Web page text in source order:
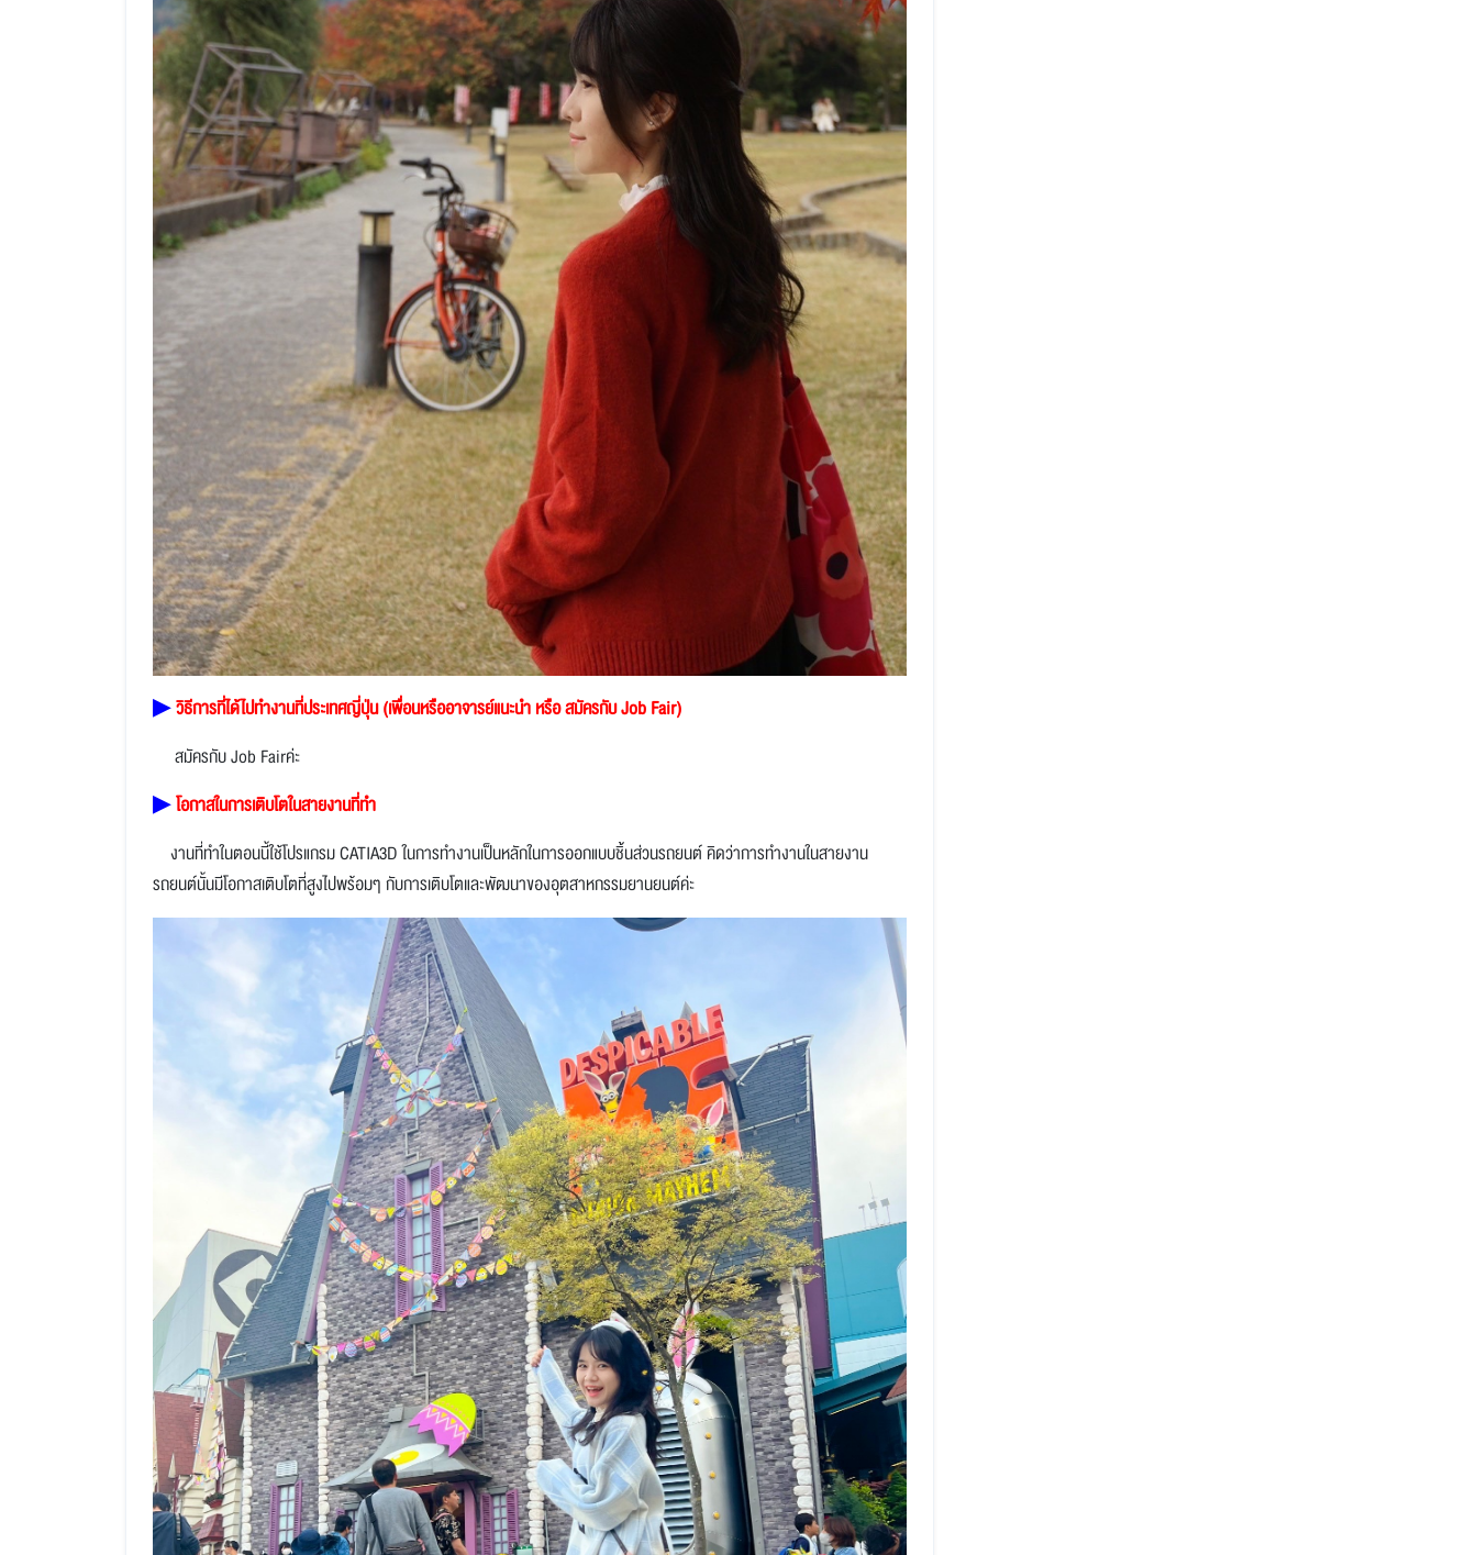
▶วิธีการที่ได้ไปทำงานที่ประเทศญี่ปุ่น (เพื่อนหรืออาจารย์แนะนำ หรือ สมัครกับ Job Fair)
สมัครกับ Job Fairค่ะ
▶โอกาสในการเติบโตในสายงานที่ทำ
งานที่ทำในตอนนี้ใช้โปรแกรม CATIA3D ในการทำงานเป็นหลักในการออกแบบชิ้นส่วนรถยนต์ คิดว่าการทำงานในสายงาน
รถยนต์นั้นมีโอกาสเติบโตที่สูงไปพร้อมๆ กับการเติบโตและพัฒนาของอุตสาหกรรมยานยนต์ค่ะ